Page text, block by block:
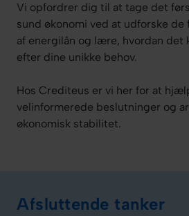
Vi opfordrer dig til at tage det
sund økonomi ved at udforske
af energilån og lære, hvordan det
efter dine unikke behov.
Hos Crediteus er vi her for at
velinformerede beslutninger og
økonomisk stabilitet.
Afsluttende tanker